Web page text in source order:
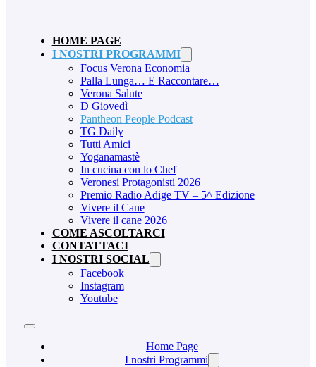
HOME PAGE
I NOSTRI PROGRAMMI
Focus Verona Economia
Palla Lunga… E Raccontare…
Verona Salute
D Giovedì
Pantheon People Podcast
TG Daily
Tutti Amici
Yoganamastè
In cucina con lo Chef
Veronesi Protagonisti 2026
Premio Radio Adige TV – 5^ Edizione
Vivere il Cane
Vivere il cane 2026
COME ASCOLTARCI
CONTATTACI
I NOSTRI SOCIAL
Facebook
Instagram
Youtube
Home Page
I nostri Programmi